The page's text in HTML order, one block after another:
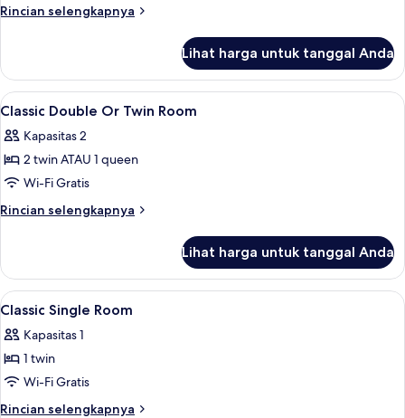
Rincian selengkapnya
Rincian
Suite
Junior
Lihat harga untuk tanggal Anda
Lihat
semua
foto
untuk
Classic
Double
Room
Brankas, meja kerja, ruang kerja
7
Classic Double Or Twin Room
Kapasitas 2
2 twin ATAU 1 queen
Wi-Fi Gratis
Rincian selengkapnya
Rincian
Classic
Double
Or
Room
Lihat harga untuk tanggal Anda
Lihat
semua
foto
untuk
Classic
Single
Brankas, meja kerja, ruang kerja
5
Classic Single Room
Kapasitas 1
1 twin
Wi-Fi Gratis
Rincian selengkapnya
Rincian